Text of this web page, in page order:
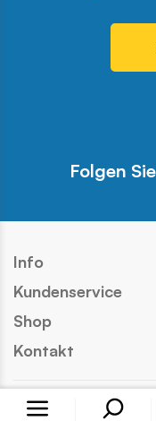
Folgen
Info
Kundenservice
Shop
Kontakt
Copyright © COBI SA